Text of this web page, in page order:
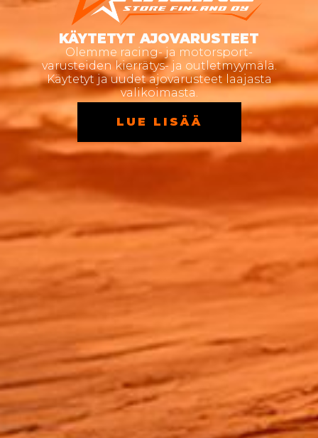
KÄYTETYT AJOVARUSTEET
Olemme racing- ja motorsport-
varusteiden kierrätys- ja outletmyymälä.
Käytetyt ja uudet ajovarusteet laajasta
valikoimasta.
LUE LISÄÄ